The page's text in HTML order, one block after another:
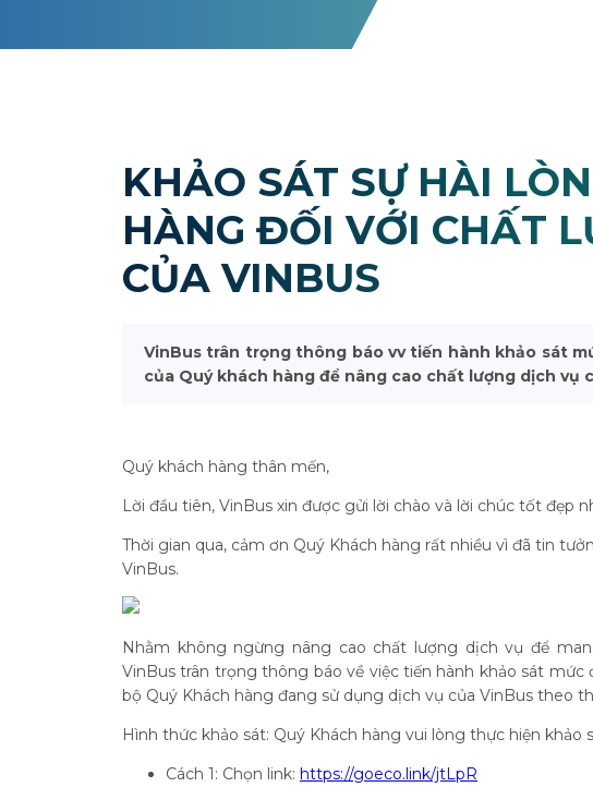
KHẢO SÁT SỰ HÀI
HÀNG ĐỐI VỚI CHẤT
CỦA VINBUS
VinBus trân trọng thông báo vv tiến hành khảo sát
của Quý khách hàng để nâng cao chất lượng dịch vụ
Quý khách hàng thân mến,
Lời đầu tiên, VinBus xin được gửi lời chào và lời chúc tốt đẹp
Thời gian qua, cảm ơn Quý Khách hàng rất nhiều vì đã tin
VinBus.
Nhằm không ngừng nâng cao chất lượng dịch vụ để
VinBus trân trọng thông báo về việc tiến hành khảo sát
bộ Quý Khách hàng đang sử dụng dịch vụ của VinBus theo
Hình thức khảo sát: Quý Khách hàng vui lòng thực hiện khảo
Cách 1: Chọn link: https://goeco.link/jtLpR